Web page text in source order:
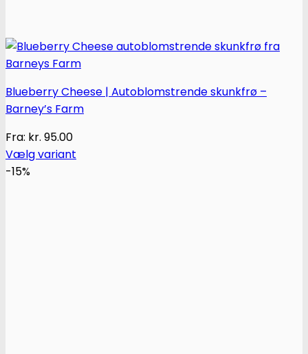
Blueberry Cheese | Autoblomstrende skunkfrø –
Barney’s Farm
Fra: kr. 95.00
Vælg variant
Dette
-15%